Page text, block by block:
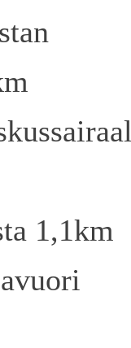
1,1km